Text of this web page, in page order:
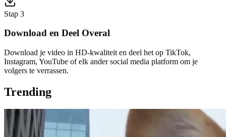
Stap 3
Download en Deel Overal
Download je video in HD-kwaliteit en deel het op TikTok,
Instagram, YouTube of elk ander social media platform om je
volgers te verrassen.
Trending